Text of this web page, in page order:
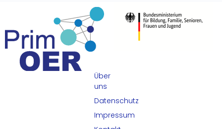
Über
uns
Datenschutz
Impressum